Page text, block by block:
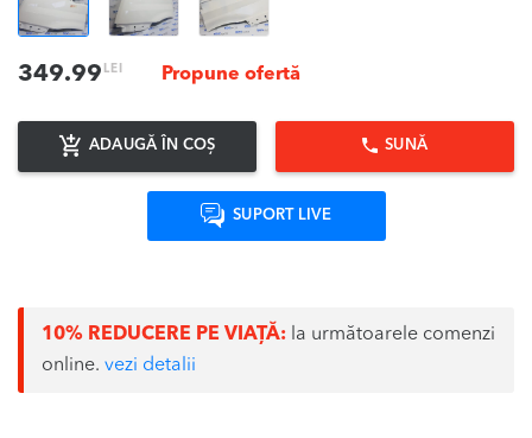
349.99 LEI Propune ofertă
ADAUGĂ ÎN COȘ SUNĂ
SUPORT LIVE
10% REDUCERE PE VIAȚĂ: la următoarele comenzi
online. vezi detalii